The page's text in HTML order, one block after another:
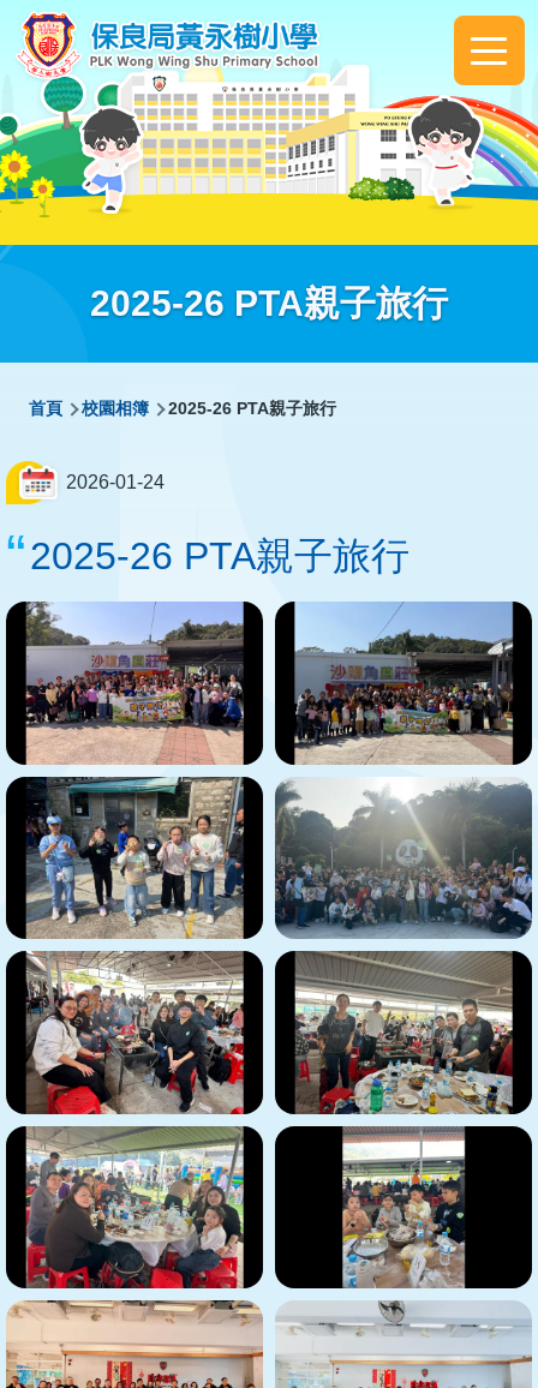
移至主內容
Main
navigation
2025-26 PTA親子旅行
導
連
結
首頁 校園相簿 2025-26 PTA親子旅行
2026-01-24
2025-26 PTA親子旅行